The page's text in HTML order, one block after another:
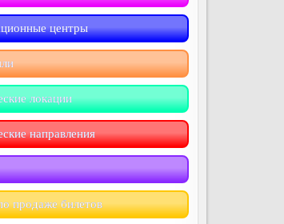
центры
локации
направления
продаже билетов